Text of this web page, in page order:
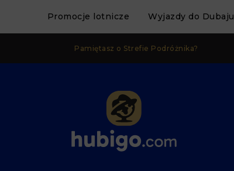
Promocje lotnicze Wyjazdy do Dubaju
Pamiętasz o Strefie Podróżnika?